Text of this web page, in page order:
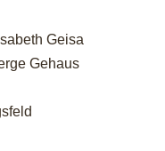
Geisa
Gehaus